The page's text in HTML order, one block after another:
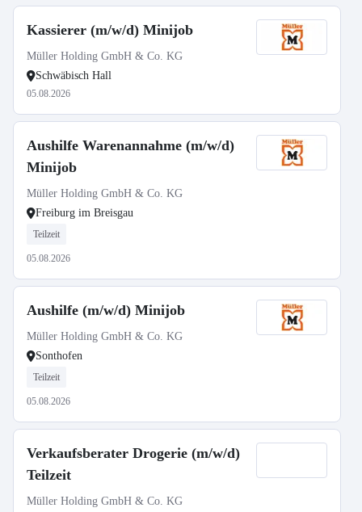
Kassierer (m/w/d) Minijob
Müller Holding GmbH & Co. KG
Schwäbisch Hall
05.08.2026
Aushilfe Warenannahme (m/w/d)
Minijob
Müller Holding GmbH & Co. KG
Freiburg im Breisgau
Teilzeit
05.08.2026
Aushilfe (m/w/d) Minijob
Müller Holding GmbH & Co. KG
Sonthofen
Teilzeit
05.08.2026
Verkaufsberater Drogerie (m/w/d)
Teilzeit
Müller Holding GmbH & Co. KG